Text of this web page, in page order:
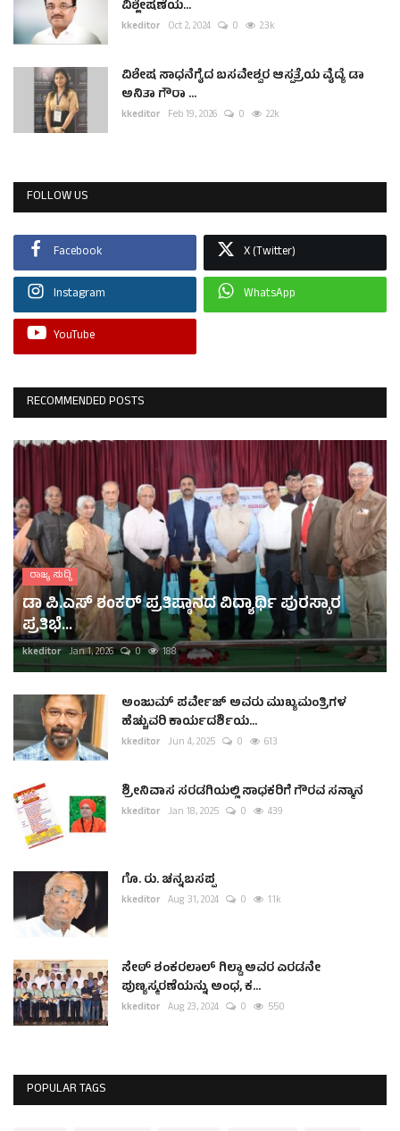
ವಿಶ್ಲೇಷಣೆಯ...
kkeditor Oct 2, 2024 0 2.3k
ವಿಶೇಷ ಸಾಧನೆಗೈದ ಬಸವೇಶ್ವರ ಆಸ್ಪತ್ರೆಯ ವೈದ್ಯೆ ಡಾ
ಅನಿತಾ ಗೌರಾ ...
kkeditor Feb 19, 2026 0 2.2k
FOLLOW US
Facebook X (Twitter)
Instagram WhatsApp
YouTube
RECOMMENDED POSTS
ರಾಜ್ಯ ಸುದ್ದಿ
ಡಾ ಪಿ.ಎಸ್ ಶಂಕರ್ ಪ್ರತಿಷ್ಠಾನದ ವಿದ್ಯಾರ್ಥಿ ಪುರಸ್ಕಾರ
ಪ್ರತಿಭೆ...
kkeditor Jan 1, 2026 0 188
ಅಂಜುಮ್ ಪರ್ವೇಜ್ ಅವರು ಮುಖ್ಯಮಂತ್ರಿಗಳ
ಹೆಚ್ಚುವರಿ ಕಾರ್ಯದರ್ಶಿಯ...
kkeditor Jun 4, 2025 0 613
ಶ್ರೀನಿವಾಸ ಸರಡಗಿಯಲ್ಲಿ ಸಾಧಕರಿಗೆ ಗೌರವ ಸನ್ಮಾನ
kkeditor Jan 18, 2025 0 439
ಗೊ. ರು. ಚನ್ನಬಸಪ್ಪ
kkeditor Aug 31, 2024 0 1.1k
ಸೇಠ್ ಶಂಕರಲಾಲ್ ಗಿಲ್ಡಾ ಅವರ ಎರಡನೇ
ಪುಣ್ಯಸ್ಮರಣೆಯನ್ನು ಅಂಧ, ಕ...
kkeditor Aug 23, 2024 0 550
POPULAR TAGS